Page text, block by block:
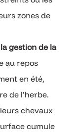
zones de
gestion de la
au repos
en été,
de l’herbe.
chevaux
cumule